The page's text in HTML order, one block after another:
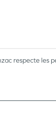
respecte les